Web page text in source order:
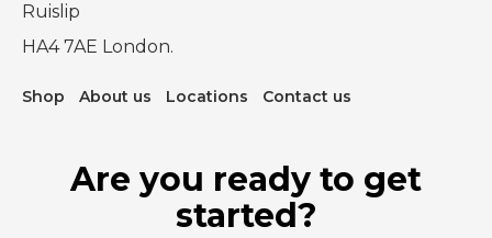
Ruislip
HA4 7AE London.
Shop About us Locations Contact us
Are you ready to get
started?